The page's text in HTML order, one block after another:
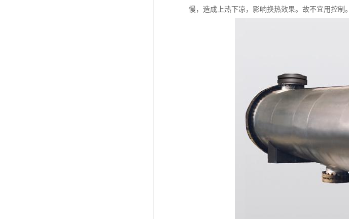
慢，造成上热下凉，影响换热效果。故不宜用控制。